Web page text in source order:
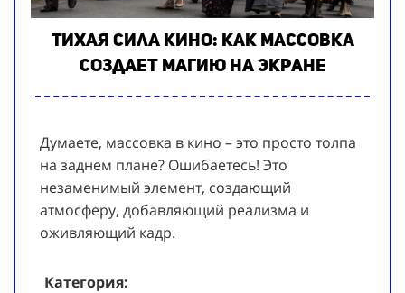
Тихая сила кино: как массовка
создает магию на экране
Думаете, массовка в кино – это просто толпа
на заднем плане? Ошибаетесь! Это
незаменимый элемент, создающий
атмосферу, добавляющий реализма и
оживляющий кадр.
Категория: